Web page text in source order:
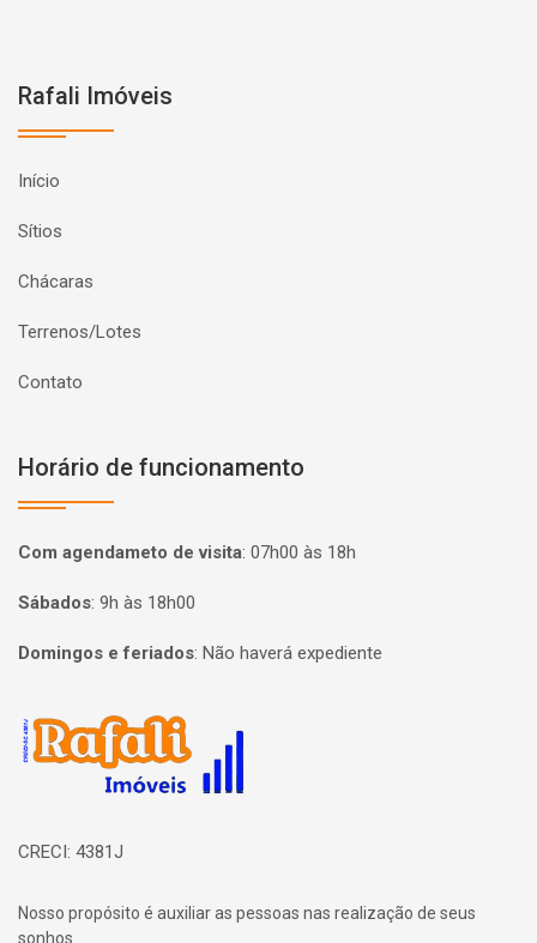
Rafali Imóveis
Início
Sítios
Chácaras
Terrenos/Lotes
Contato
Horário de funcionamento
Com agendameto de visita: 07h00 às 18h
Sábados: 9h às 18h00
Domingos e feriados: Não haverá expediente
Página inicial
CRECI: 4381J
Nosso propósito é auxiliar as pessoas nas realização de seus
sonhos.